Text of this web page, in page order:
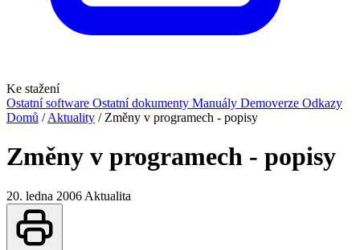
Ke stažení
Ostatní software Ostatní dokumenty Manuály Demoverze Odkazy
Domů / Aktuality / Změny v programech - popisy
Změny v programech - popisy
20. ledna 2006 Aktualita